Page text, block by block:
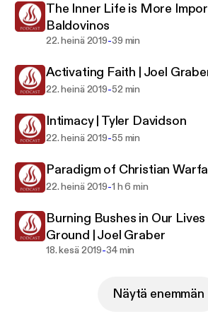
The Inner Life is More
Baldovinos
22. heinä 2019-39 min
Activating Faith | Joel
22. heinä 2019-52 min
Intimacy | Tyler Davidson
22. heinä 2019-55 min
Paradigm of Christian
22. heinä 2019-1 h 6 min
Burning Bushes in Our
Ground | Joel Graber
18. kesä 2019-34 min
Näytä enemmän